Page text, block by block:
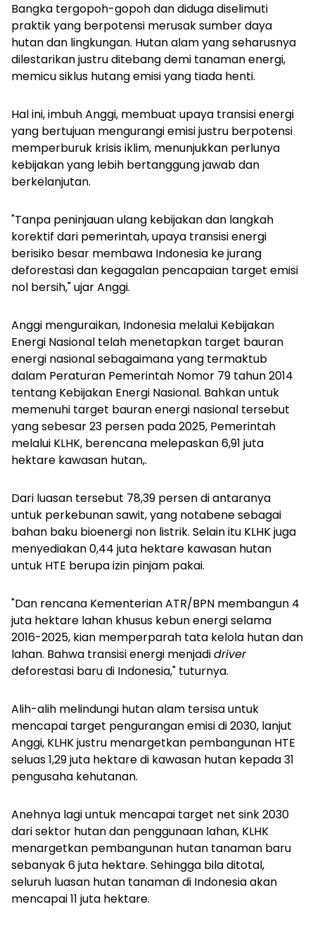
Bangka tergopoh-gopoh dan diduga diselimuti
praktik yang berpotensi merusak sumber daya
hutan dan lingkungan. Hutan alam yang seharusnya
dilestarikan justru ditebang demi tanaman energi,
memicu siklus hutang emisi yang tiada henti.
Hal ini, imbuh Anggi, membuat upaya transisi energi
yang bertujuan mengurangi emisi justru berpotensi
memperburuk krisis iklim, menunjukkan perlunya
kebijakan yang lebih bertanggung jawab dan
berkelanjutan.
"Tanpa peninjauan ulang kebijakan dan langkah
korektif dari pemerintah, upaya transisi energi
berisiko besar membawa Indonesia ke jurang
deforestasi dan kegagalan pencapaian target emisi
nol bersih," ujar Anggi.
Anggi menguraikan, Indonesia melalui Kebijakan
Energi Nasional telah menetapkan target bauran
energi nasional sebagaimana yang termaktub
dalam Peraturan Pemerintah Nomor 79 tahun 2014
tentang Kebijakan Energi Nasional. Bahkan untuk
memenuhi target bauran energi nasional tersebut
yang sebesar 23 persen pada 2025, Pemerintah
melalui KLHK, berencana melepaskan 6,91 juta
hektare kawasan hutan,.
Dari luasan tersebut 78,39 persen di antaranya
untuk perkebunan sawit, yang notabene sebagai
bahan baku bioenergi non listrik. Selain itu KLHK juga
menyediakan 0,44 juta hektare kawasan hutan
untuk HTE berupa izin pinjam pakai.
"Dan rencana Kementerian ATR/BPN membangun 4
juta hektare lahan khusus kebun energi selama
2016-2025, kian memperparah tata kelola hutan dan
lahan. Bahwa transisi energi menjadidriver
deforestasi baru di Indonesia," tuturnya.
Alih-alih melindungi hutan alam tersisa untuk
mencapai target pengurangan emisi di 2030, lanjut
Anggi, KLHK justru menargetkan pembangunan HTE
seluas 1,29 juta hektare di kawasan hutan kepada 31
pengusaha kehutanan.
Anehnya lagi untuk mencapai target net sink 2030
dari sektor hutan dan penggunaan lahan, KLHK
menargetkan pembangunan hutan tanaman baru
sebanyak 6 juta hektare. Sehingga bila ditotal,
seluruh luasan hutan tanaman di Indonesia akan
mencapai 11 juta hektare.